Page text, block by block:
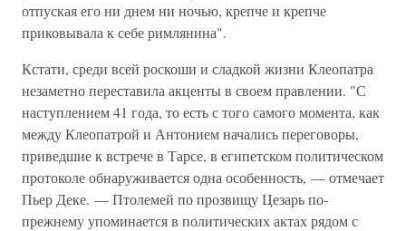
отпуская его ни днем ни ночью, крепче и крепче
приковывала к себе римлянина".
Кстати, среди всей роскоши и сладкой жизни Клеопатра
незаметно переставила акценты в своем правлении. "С
наступлением 41 года, то есть с того самого момента, как
между Клеопатрой и Антонием начались переговоры,
приведшие к встрече в Тарсе, в египетском политическом
протоколе обнаруживается одна особенность, — отмечает
Пьер Деке. — Птолемей по прозвищу Цезарь по-
прежнему упоминается в политических актах рядом с